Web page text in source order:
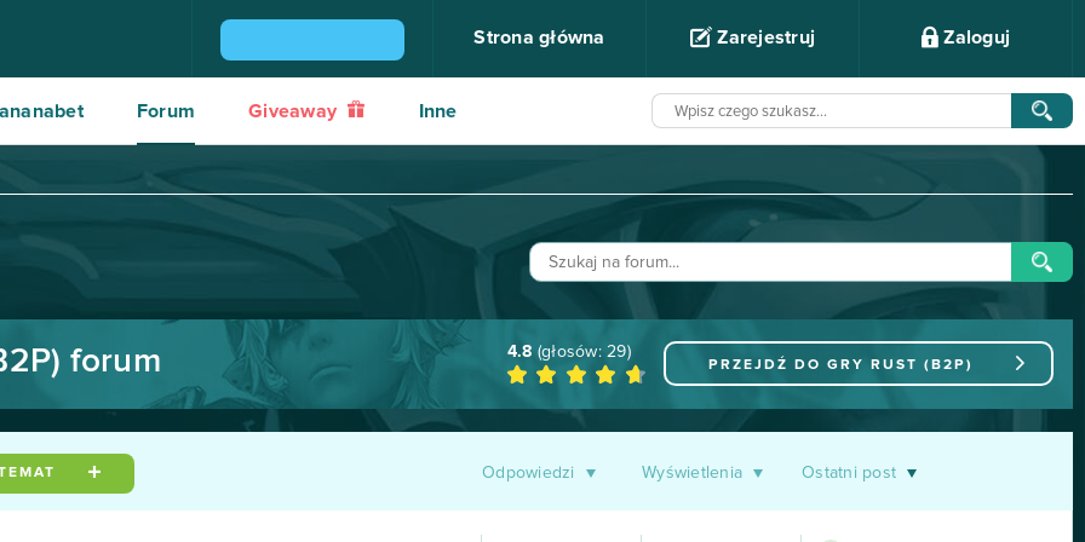
Strona główna Zarejestruj Zaloguj
Forum Giveaway Inne
forum PRZEJDŹ DO GRY RUST (B2P)
4.8 (głosów: 29)
Odpowiedzi Wyświetlenia Ostatni post